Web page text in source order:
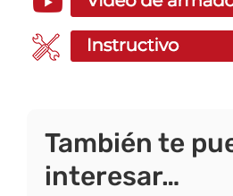
También te
interesar…